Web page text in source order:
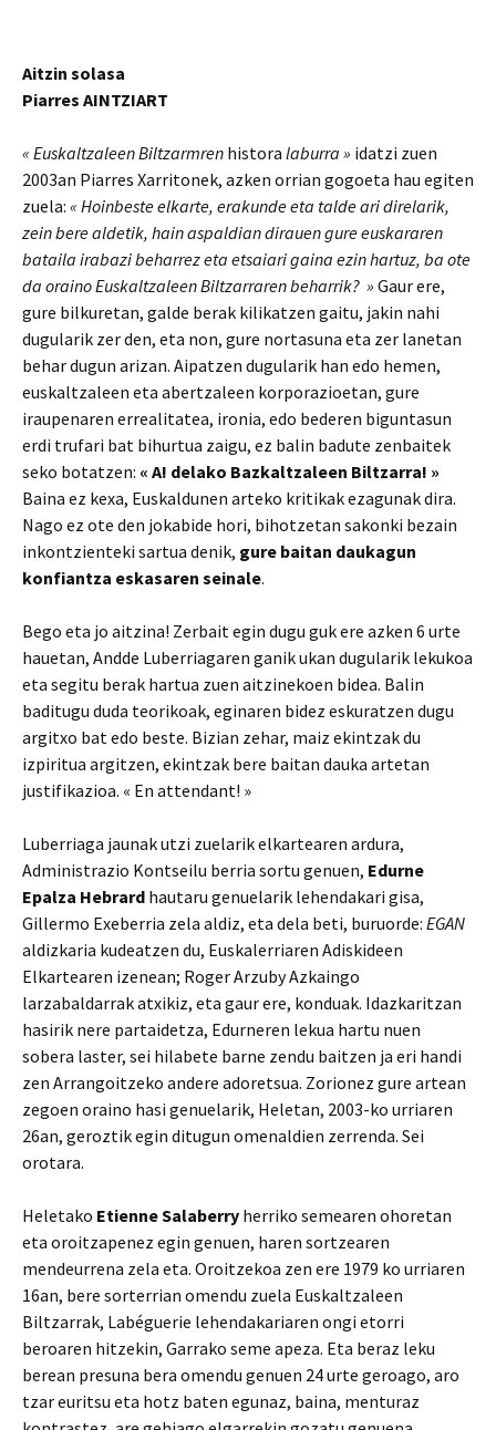
Aitzin solasa
Piarres AINTZIART
« Euskaltzaleen Biltzarmren histora laburra » idatzi zuen
2003an Piarres Xarritonek, azken orrian gogoeta hau egiten
zuela: « Hoinbeste elkarte, erakunde eta talde ari direlarik,
zein bere aldetik, hain aspaldian dirauen gure euskararen
bataila irabazi beharrez eta etsaiari gaina ezin hartuz, ba ote
da oraino Euskaltzaleen Biltzarraren beharrik? » Gaur ere,
gure bilkuretan, galde berak kilikatzen gaitu, jakin nahi
dugularik zer den, eta non, gure nortasuna eta zer lanetan
behar dugun arizan. Aipatzen dugularik han edo hemen,
euskaltzaleen eta abertzaleen korporazioetan, gure
iraupenaren errealitatea, ironia, edo bederen biguntasun
erdi trufari bat bihurtua zaigu, ez balin badute zenbaitek
seko botatzen: « A! delako Bazkaltzaleen Biltzarra! »
Baina ez kexa, Euskaldunen arteko kritikak ezagunak dira.
Nago ez ote den jokabide hori, bihotzetan sakonki bezain
inkontzienteki sartua denik, gure baitan daukagun
konfiantza eskasaren seinale.
Bego eta jo aitzina! Zerbait egin dugu guk ere azken 6 urte
hauetan, Andde Luberriagaren ganik ukan dugularik lekukoa
eta segitu berak hartua zuen aitzinekoen bidea. Balin
baditugu duda teorikoak, eginaren bidez eskuratzen dugu
argitxo bat edo beste. Bizian zehar, maiz ekintzak du
izpiritua argitzen, ekintzak bere baitan dauka artetan
justifikazioa. « En attendant! »
Luberriaga jaunak utzi zuelarik elkartearen ardura,
Administrazio Kontseilu berria sortu genuen, Edurne
Epalza Hebrard hautaru genuelarik lehendakari gisa,
Gillermo Exeberria zela aldiz, eta dela beti, buruorde: EGAN
aldizkaria kudeatzen du, Euskalerriaren Adiskideen
Elkartearen izenean; Roger Arzuby Azkaingo
larzabaldarrak atxikiz, eta gaur ere, konduak. Idazkaritzan
hasirik nere partaidetza, Edurneren lekua hartu nuen
sobera laster, sei hilabete barne zendu baitzen ja eri handi
zen Arrangoitzeko andere adoretsua. Zorionez gure artean
zegoen oraino hasi genuelarik, Heletan, 2003-ko urriaren
26an, geroztik egin ditugun omenaldien zerrenda. Sei
orotara.
Heletako Etienne Salaberry herriko semearen ohoretan
eta oroitzapenez egin genuen, haren sortzearen
mendeurrena zela eta. Oroitzekoa zen ere 1979 ko urriaren
16an, bere sorterrian omendu zuela Euskaltzaleen
Biltzarrak, Labéguerie lehendakariaren ongi etorri
beroaren hitzekin, Garrako seme apeza. Eta beraz leku
berean presuna bera omendu genuen 24 urte geroago, aro
tzar euritsu eta hotz baten egunaz, baina, menturaz